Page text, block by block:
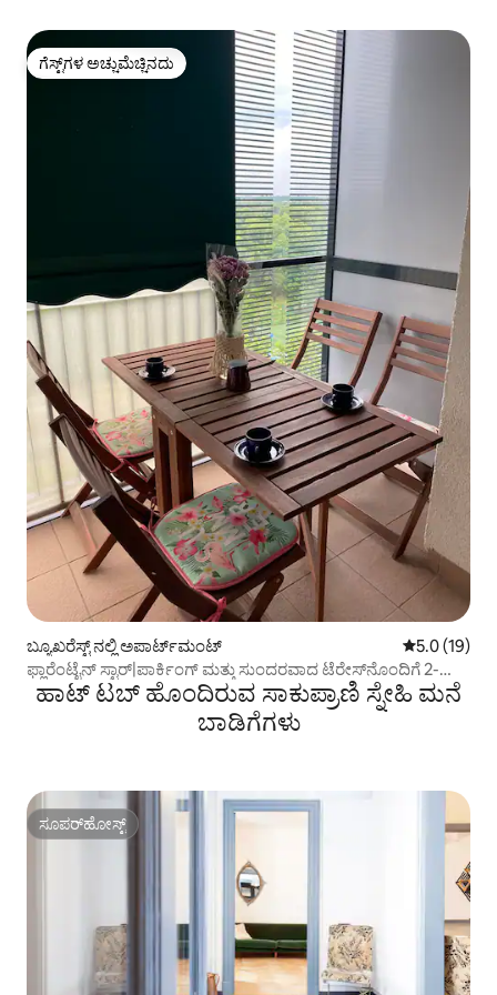
ಗೆಸ್ಟ್‌ಗಳ ಅಚ್ಚುಮೆಚ್ಚಿನದು
ಗೆಸ್ಟ್‌ಗಳ ಅಚ್ಚುಮೆಚ್ಚಿನದು
ಬ್ಯೂಖರೆಸ್ಟ್ ನಲ್ಲಿ ಅಪಾರ್ಟ್‌ಮಂಟ್ 5 ರಲ್ಲಿ 5.0
5.0 (19)
ಫ್ಲಾರೆಂಟೈನ್ ಸ್ಟಾರ್|ಪಾರ್ಕಿಂಗ್ ಮತ್ತು ಸುಂದರವಾದ ಟೆರೇಸ್‌ನೊಂದಿಗೆ 2-
ರೂಮ್
ಹಾಟ್ ಟಬ್ ಹೊಂದಿರುವ ಸಾಕುಪ್ರಾಣಿ ಸ್ನೇಹಿ ಮನೆ
ಬಾಡಿಗೆಗಳು
ಸೂಪರ್‌ಹೋಸ್ಟ್
ಸೂಪರ್‌ಹೋಸ್ಟ್